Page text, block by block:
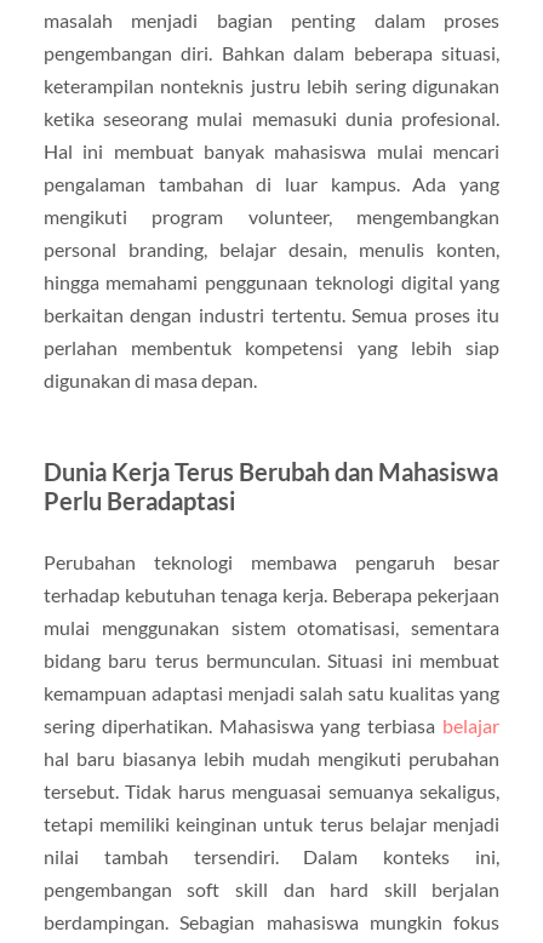
masalah menjadi bagian penting dalam proses
pengembangan diri. Bahkan dalam beberapa situasi,
keterampilan nonteknis justru lebih sering digunakan
ketika seseorang mulai memasuki dunia profesional.
Hal ini membuat banyak mahasiswa mulai mencari
pengalaman tambahan di luar kampus. Ada yang
mengikuti program volunteer, mengembangkan
personal branding, belajar desain, menulis konten,
hingga memahami penggunaan teknologi digital yang
berkaitan dengan industri tertentu. Semua proses itu
perlahan membentuk kompetensi yang lebih siap
digunakan di masa depan.
Dunia Kerja Terus Berubah dan Mahasiswa
Perlu Beradaptasi
Perubahan teknologi membawa pengaruh besar
terhadap kebutuhan tenaga kerja. Beberapa pekerjaan
mulai menggunakan sistem otomatisasi, sementara
bidang baru terus bermunculan. Situasi ini membuat
kemampuan adaptasi menjadi salah satu kualitas yang
sering diperhatikan. Mahasiswa yang terbiasa belajar
hal baru biasanya lebih mudah mengikuti perubahan
tersebut. Tidak harus menguasai semuanya sekaligus,
tetapi memiliki keinginan untuk terus belajar menjadi
nilai tambah tersendiri. Dalam konteks ini,
pengembangan soft skill dan hard skill berjalan
berdampingan. Sebagian mahasiswa mungkin fokus